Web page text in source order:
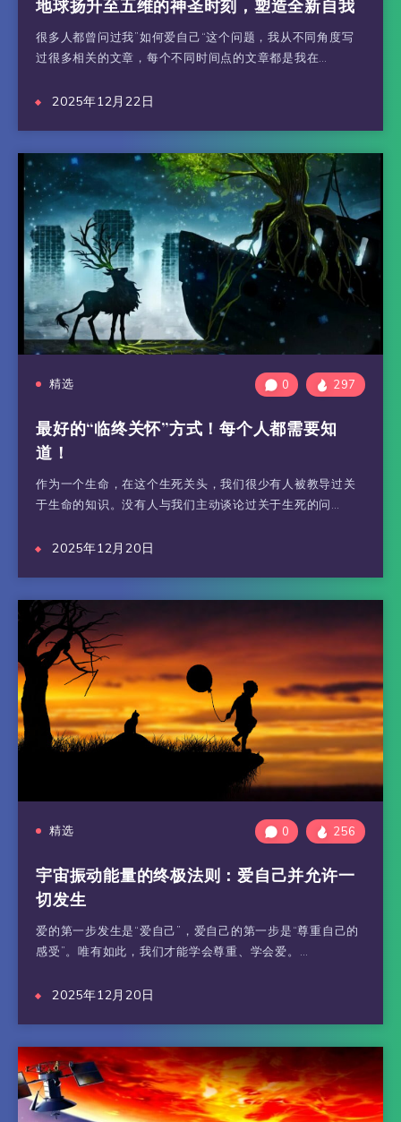
地球扬升至五维的神圣时刻，塑造全新自我
很多人都曾问过我”如何爱自己“这个问题，我从不同角度写
过很多相关的文章，每个不同时间点的文章都是我在…
2025年12月22日
精选 0 297
最好的“临终关怀”方式！每个人都需要知
道！
作为一个生命，在这个生死关头，我们很少有人被教导过关
于生命的知识。没有人与我们主动谈论过关于生死的问…
2025年12月20日
精选 0 256
宇宙振动能量的终极法则：爱自己并允许一
切发生
爱的第一步发生是“爱自己”，爱自己的第一步是“尊重自己的
感受”。唯有如此，我们才能学会尊重、学会爱。…
2025年12月20日